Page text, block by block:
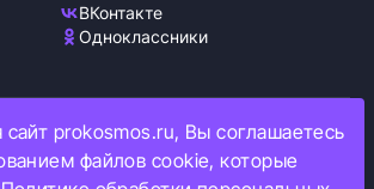
ВКонтакте
Одноклассники
персональных данных
cookie
сайт prokosmos.ru, Вы соглашаетесь
файлов cookie, которые